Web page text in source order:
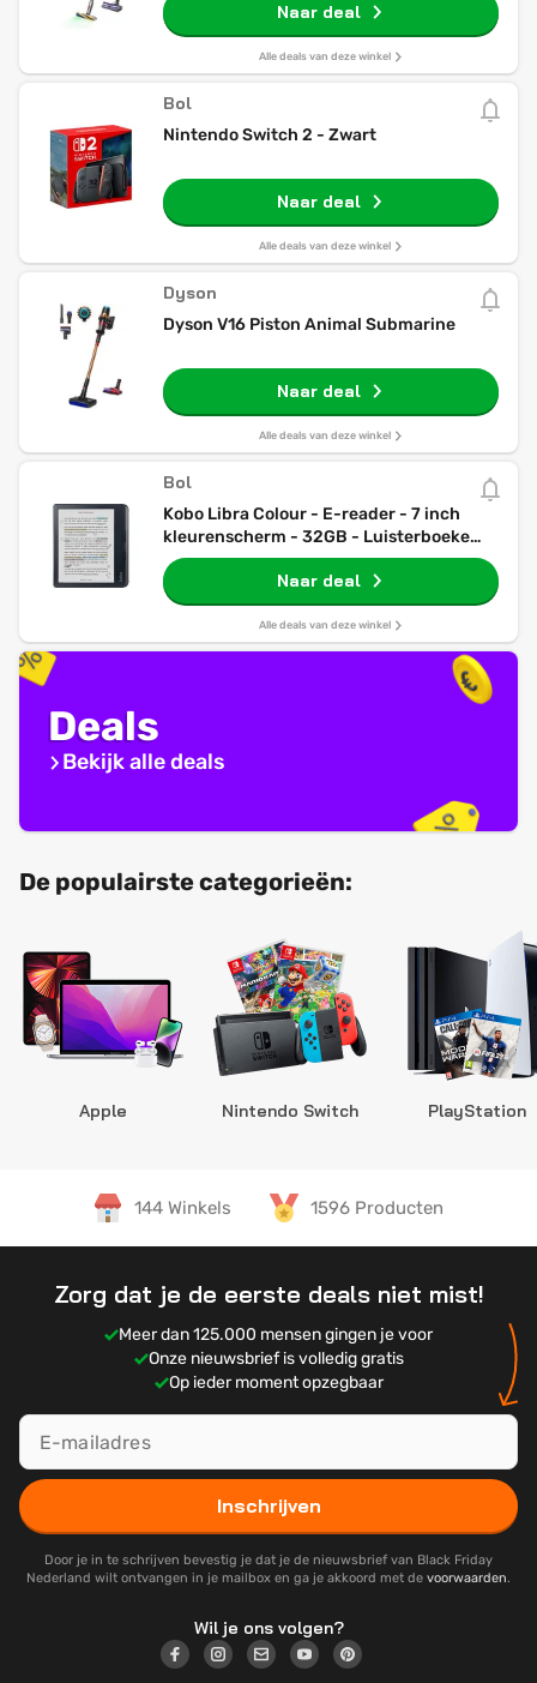
Naar deal
Alle deals van deze winkel
Bol
Nintendo Switch 2 - Zwart
Naar deal
Alle deals van deze winkel
Dyson
Dyson V16 Piston Animal Submarine
Naar deal
Alle deals van deze winkel
Bol
Kobo Libra Colour - E-reader - 7 inch
kleurenscherm - 32GB - Luisterboeken -
Zwart
Naar deal
Alle deals van deze winkel
Deals
Bekijk alle deals
De populairste categorieën:
Apple Nintendo Switch PlayStation
144 Winkels 1596 Producten
Zorg dat je de eerste deals niet mist!
Meer dan 125.000 mensen gingen je voor
Onze nieuwsbrief is volledig gratis
Op ieder moment opzegbaar
Inschrijven
Door je in te schrijven bevestig je dat je de nieuwsbrief van Black Friday
Nederland wilt ontvangen in je mailbox en ga je akkoord met de voorwaarden.
Wil je ons volgen?